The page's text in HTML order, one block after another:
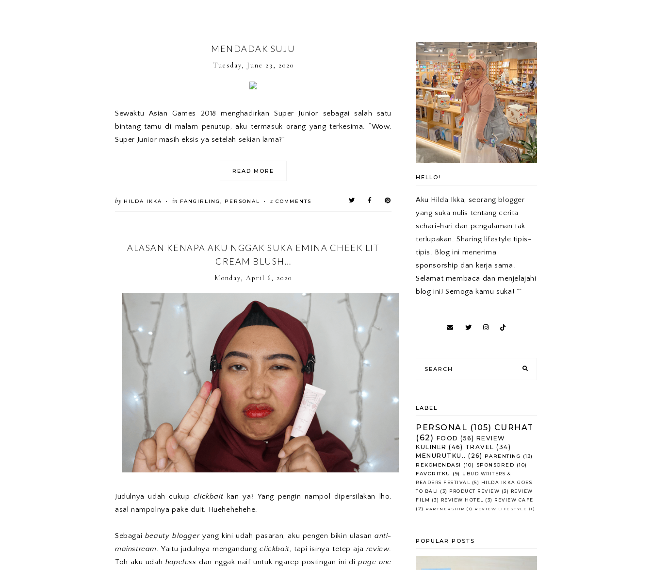
MENDADAK SUJU
Tuesday, June 23, 2020
Sewaktu Asian Games 2018 menghadirkan Super Junior sebagai salah satu
bintang tamu di malam penutup, aku termasuk orang yang terkesima. “Wow,
Super Junior masih eksis ya setelah sekian lama?”
READ MORE
by HILDA IKKA • in FANGIRLING , PERSONAL • 2 COMMENTS
ALASAN KENAPA AKU NGGAK SUKA EMINA CHEEK LIT
CREAM BLUSH…
Monday, April 6, 2020
Judulnya udah cukup clickbait kan ya? Yang pengin nampol dipersilakan lho,
asal nampolnya pake duit. Huehehehehe.
Sebagai beauty bloggeryang kini udah pasaran, aku pengen bikin ulasan anti-
mainstream. Yaitu judulnya mengandungclickbait, tapi isinya tetep aja review.
Toh aku udah hopeless dan nggak naif untuk ngarep postingan ini dipage one
HELLO!
Aku Hilda Ikka, seorang blogger
yang suka nulis tentang cerita
sehari-hari dan pengalaman tak
terlupakan. Sharing lifestyle tipis-
tipis. Blog ini menerima
sponsorship dan kerja sama.
Selamat membaca dan menjelajahi
blog ini! Semoga kamu suka! ^^
LABEL
PERSONAL (105) CURHAT
(62) FOOD (56) REVIEW
KULINER (46) TRAVEL (34)
MENURUTKU.. (26) PARENTING
(13)
REKOMENDASI
(10) SPONSORED (10)
FAVORITKU
(9)
UBUD WRITERS &
READERS FESTIVAL
(5)
HILDA IKKA GOES
TO BALI
(3) PRODUCT REVIEW (3)
REVIEW
FILM
(3) REVIEW HOTEL (3)
REVIEW CAFE
(2)
PARTNERSHIP (1) REVIEW LIFESTYLE (1)
POPULAR POSTS